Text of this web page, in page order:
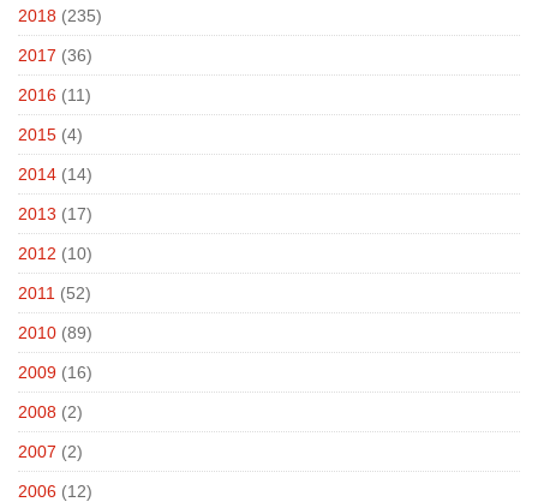
2018 (235)
2017 (36)
2016 (11)
2015 (4)
2014 (14)
2013 (17)
2012 (10)
2011 (52)
2010 (89)
2009 (16)
2008 (2)
2007 (2)
2006 (12)